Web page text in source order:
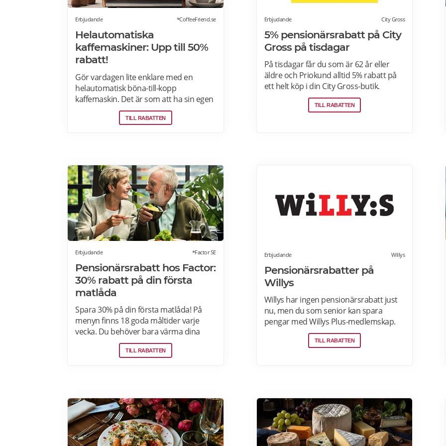
Erbjudande *CoffeeFriend.se
Helautomatiska
kaffemaskiner: Upp till 50%
rabatt!
Gör vardagen lite enklare med en
helautomatisk böna-till-kopp
kaffemaskin. Det är som att ha sin egen
barista! Med kaffemaskiner har du
möjlighet att finjustera styrka,
TILL RABATTEN
Erbjudande City Gross
5% pensionärsrabatt på City
Gross på tisdagar
På tisdagar får du som är 62 år eller
äldre och Priokund alltid 5% rabatt på
ett helt köp i din City Gross-butik.
Identifiera dig som Priokund och säg
bara till i kassan i butiken så löser vi in
TILL RABATTEN
Erbjudande *Factor SE
Pensionärsrabatt hos Factor:
30% rabatt på din första
matlåda
Spara 30% på din första matlåda! På
menyn finns 18 goda måltider varje
vecka. Du behöver bara värma dina
färdiga måltider från Factor Meals. Med
Factor har du alltid full kontroll. Du
abonnemang när du vill. Läs mer om
pensionärsrabatter hos Factor här.
TILL RABATTEN
Erbjudande Willys
Pensionärsrabatter på
Willys
Willys har ingen pensionärsrabatt just
nu, men du som senior kan spara
pengar med Willys Plus-medlemskap.
Det kostar ingenting att bli Willys Plus-
kund. Med Willys Plus får du fler och
TILL RABATTEN